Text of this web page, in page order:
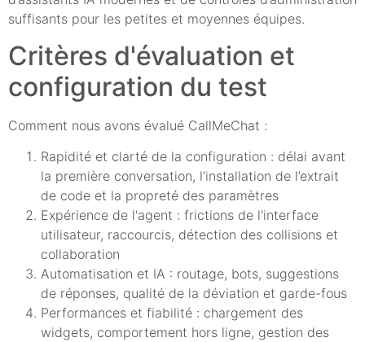
suffisants pour les petites et moyennes équipes.
Critères d'évaluation et
configuration du test
Comment nous avons évalué CallMeChat :
Rapidité et clarté de la configuration : délai avant
la première conversation, l’installation de l’extrait
de code et la propreté des paramètres
Expérience de l'agent : frictions de l'interface
utilisateur, raccourcis, détection des collisions et
collaboration
Automatisation et IA : routage, bots, suggestions
de réponses, qualité de la déviation et garde-fous
Performances et fiabilité : chargement des
widgets, comportement hors ligne, gestion des